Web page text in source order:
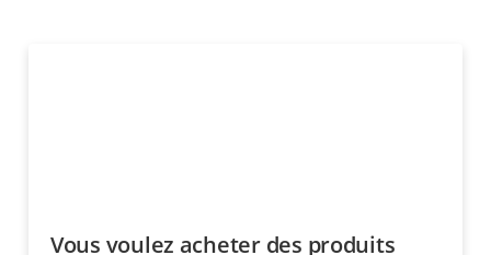
Vous voulez acheter des produits